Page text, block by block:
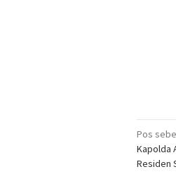
pos
Pos
Kapolda
Residen